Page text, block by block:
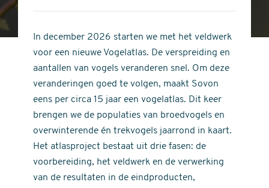
stars
of
stars
In december 2026 starten we met het veldwerk
voor een nieuwe Vogelatlas. De verspreiding en
aantallen van vogels veranderen snel. Om deze
veranderingen goed te volgen, maakt Sovon
eens per circa 15 jaar een vogelatlas. Dit keer
brengen we de populaties van broedvogels en
overwinterende én trekvogels jaarrond in kaart.
Het atlasproject bestaat uit drie fasen: de
voorbereiding, het veldwerk en de verwerking
van de resultaten in de eindproducten,